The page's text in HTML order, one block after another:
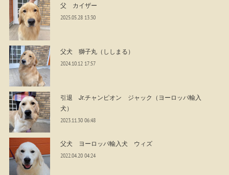
父 カイザー
2025.05.28 13:30
父犬 獅子丸（ししまる）
2024.10.12 17:57
引退 Jr.チャンピオン ジャック（ヨーロッパ輸入
犬）
2023.11.30 06:48
父犬 ヨーロッパ輸入犬 ウィズ
2022.04.20 04:24